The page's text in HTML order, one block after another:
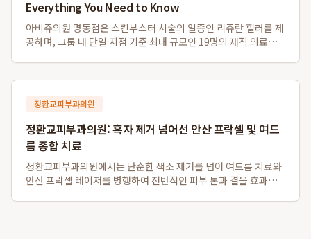
Everything You Need to Know
아비쥬의원 명동점은 스킨부스터 시술의 일종인 리쥬란 힐러를 제
공하며, 그룹 내 단일 지점 기준 최대 규모인 19명의 재직 의료진
할 수 있으며, 명동역...
정환교피부과의원
정환교피부과의원: 흑자 제거 넘어선 안산 프락셀 및 여드
름 종합 치료
정환교피부과의원에서는 단순한 색소 제거를 넘어 여드름 치료와
안산 프락셀 레이저를 병행하여 전반적인 피부 톤과 결을 효과적